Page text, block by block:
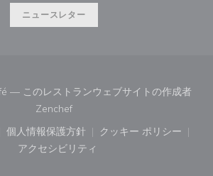
ニュースレター
— このレストランウェブサイトの作成者
Zenchef((新しいウィンドウで開きます))
ウで開きます))
いウィンドウで開きます))
個人情報保護方針
((新しいウィンドウで開きます))
クッキー ポリシー
((新しいウィ
アクセシビリティ
((新しいウィンドウで開きます))